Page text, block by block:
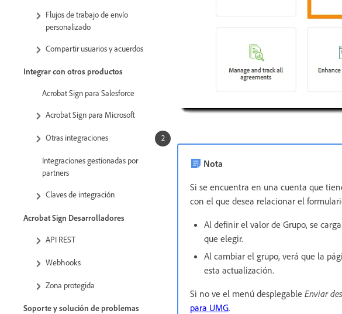
Flujos de trabajo de envío
personalizado
Compartir usuarios y acuerdos
Integrar con otros productos
Acrobat Sign para Salesforce
Acrobat Sign para Microsoft
Otras integraciones
Integraciones gestionadas por
partners
Claves de integración
Acrobat Sign Desarrolladores
API REST
Webhooks
Zona protegida
Soporte y solución de problemas
Nota
Si se encuentra en una cuenta que
con el que desea relacionar el
Al definir el valor de Grupo, se
que elegir.
Al cambiar el grupo, verá que la
esta actualización.
Si no ve el menú desplegable Enviar
para UMG.